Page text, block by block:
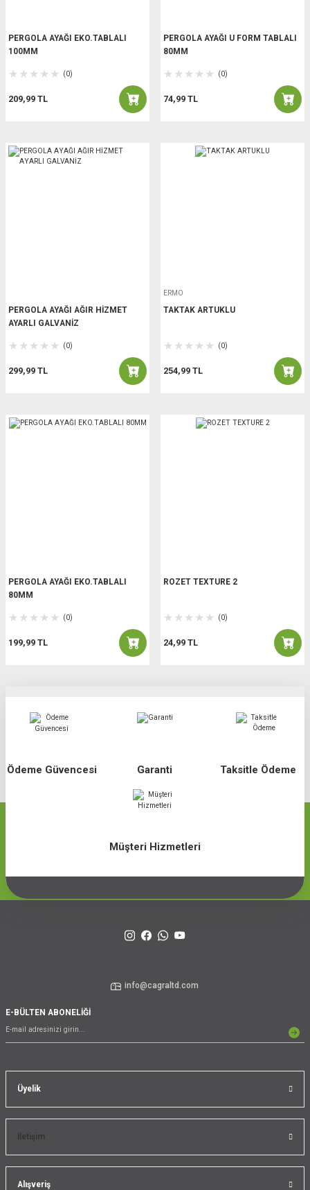
PERGOLA AYAĞI EKO.TABLALI
100MM
(0)
209,99 TL
PERGOLA AYAĞI U FORM TABLALI
80MM
(0)
74,99 TL
PERGOLA AYAĞI AĞIR HİZMET
AYARLI GALVANİZ
(0)
299,99 TL
ERMO
TAKTAK ARTUKLU
(0)
254,99 TL
PERGOLA AYAĞI EKO.TABLALI
80MM
(0)
199,99 TL
ROZET TEXTURE 2
(0)
24,99 TL
Ödeme Güvencesi Garanti Taksitle Ödeme
Müşteri Hizmetleri
Üyelik
İletişim
Alışveriş
info@cagraltd.com
E-BÜLTEN ABONELİĞİ